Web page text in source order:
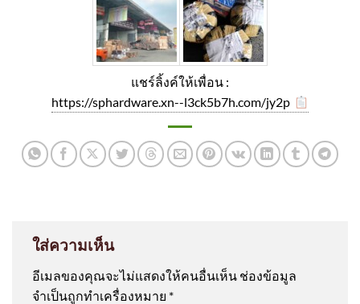
แชร์ลิ้งค์ให้เพื่อน :
https://sphardware.xn--l3ck5b7h.com/jy2p
ใส่ความเห็น
อีเมลของคุณจะไม่แสดงให้คนอื่นเห็น ช่องข้อมูล
จำเป็นถูกทำเครื่องหมาย *